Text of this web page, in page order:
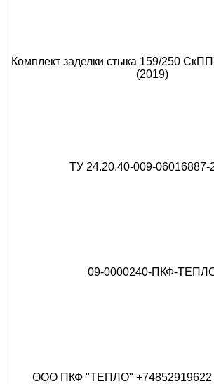
Комплект заделки стыка 159/250
(2019)
ТУ 24.20.40-009-06016887-
09-0000240-ПКФ-
ООО ПКФ "ТЕПЛО" +74852919622